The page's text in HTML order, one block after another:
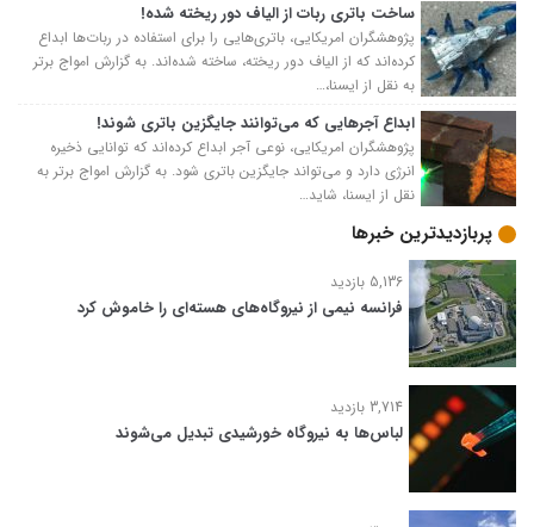
ساخت باتری ربات از الیاف دور ریخته شده!
پژوهشگران امریکایی، باتری‌هایی را برای استفاده در ربات‌ها ابداع
کرده‌اند که از الیاف دور ریخته، ساخته شده‌اند. به گزارش امواج برتر
به نقل از ایسنا،…
ابداع آجرهایی که می‌توانند جایگزین باتری شوند!
پژوهشگران امریکایی، نوعی آجر ابداع کرده‌اند که توانایی ذخیره
انرژی دارد و می‌تواند جایگزین باتری شود. به گزارش امواج برتر به
نقل از ايسنا، شاید…
پربازدیدترین خبرها
5,136 بازدید
فرانسه نیمی از نیروگاه‌های هسته‌ای را خاموش کرد
3,714 بازدید
لباس‌ها به نیروگاه خورشیدی تبدیل می‌شوند